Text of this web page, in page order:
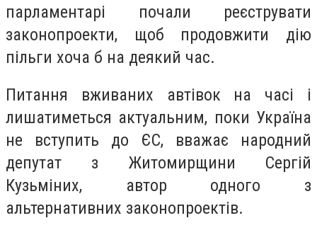
парламентарі почали реєструвати
законопроекти, щоб продовжити дію
пільги хоча б на деякий час.
Питання вживаних автівок на часі і
лишатиметься актуальним, поки Україна
не вступить до ЄС, вважає народний
депутат з Житомирщини Сергій
Кузьміних, автор одного з
альтернативних законопроектів.